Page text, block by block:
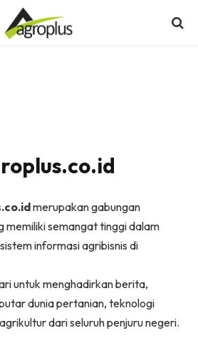
merupakan gabungan
memiliki semangat tinggi dalam
informasi agribisnis di
untuk menghadirkan berita,
dunia pertanian, teknologi
dari seluruh penjuru negeri.